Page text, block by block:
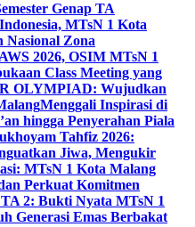
Genap TA
MTsN 1 Kota
Nasional Zona
2026, OSIM MTsN 1
Class Meeting yang
OLYMPIAD: Wujudkan
Menggali Inspirasi di
hingga Penyerahan Piala
Tahfiz 2026:
Jiwa, Mengukir
MTsN 1 Kota Malang
Perkuat Komitmen
2: Bukti Nyata MTsN 1
Generasi Emas Berbakat